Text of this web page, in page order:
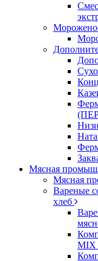
Мясная
Мясная
Вареные
хлеб
MIX